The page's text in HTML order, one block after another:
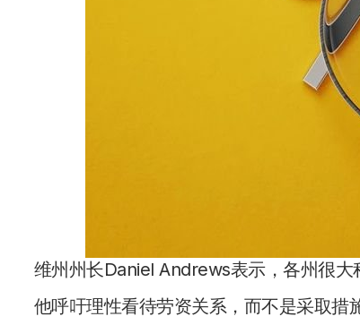
维州州长Daniel Andrews表示，各州很大
他呼吁理性看待劳资关系，而不是采取措